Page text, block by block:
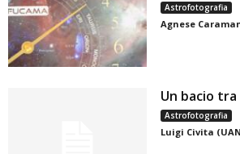
Astrofotografia
Agnese
Un bacio
Astrofotografia
Luigi Civita